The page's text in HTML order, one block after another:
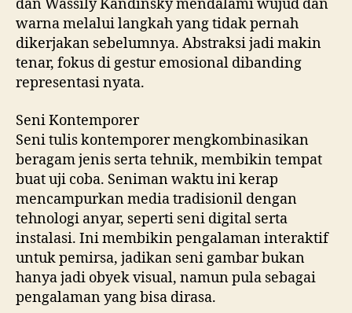
dan Wassily Kandinsky mendalami wujud dan
warna melalui langkah yang tidak pernah
dikerjakan sebelumnya. Abstraksi jadi makin
tenar, fokus di gestur emosional dibanding
representasi nyata.
Seni Kontemporer
Seni tulis kontemporer mengkombinasikan
beragam jenis serta tehnik, membikin tempat
buat uji coba. Seniman waktu ini kerap
mencampurkan media tradisionil dengan
tehnologi anyar, seperti seni digital serta
instalasi. Ini membikin pengalaman interaktif
untuk pemirsa, jadikan seni gambar bukan
hanya jadi obyek visual, namun pula sebagai
pengalaman yang bisa dirasa.